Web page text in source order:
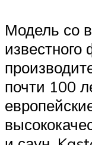
Модель со
известного
почти 100